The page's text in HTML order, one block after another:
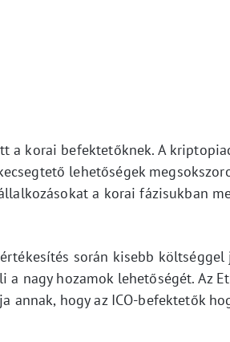
a korai befektetőknek. A
lehetőségek
a korai fázisukban
során kisebb költséggel
a nagy hozamok lehetőségét. Az
annak, hogy az ICO-befektetők